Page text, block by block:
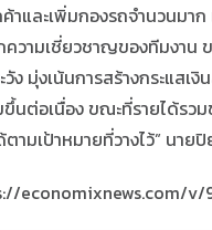
าและเพิ่มกองรถจำนวนมาก
วามเชี่ยวชาญของทีมงาน
ง มุ่งเน้นการสร้างกระแสเ
ขึ้นต่อเนื่อง ขณะที่รายได้รว
ามเป้าหมายที่วางไว้” นายปิ
economixnews.com/v/